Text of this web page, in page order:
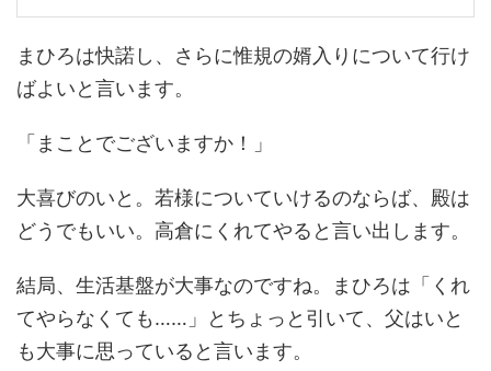
まひろは快諾し、さらに惟規の婿入りについて行け
ばよいと言います。
「まことでございますか！」
大喜びのいと。若様についていけるのならば、殿は
どうでもいい。高倉にくれてやると言い出します。
結局、生活基盤が大事なのですね。まひろは「くれ
てやらなくても……」とちょっと引いて、父はいと
も大事に思っていると言います。